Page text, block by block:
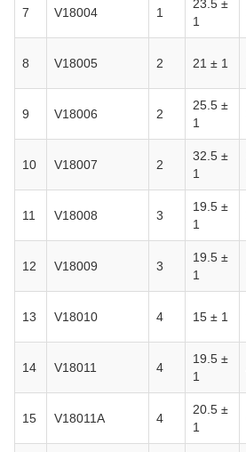
7 V18004 1
23.5 ±
1
8 V18005 2 21 ± 1
9 V18006 2
25.5 ±
1
10 V18007 2
32.5 ±
1
11 V18008 3
19.5 ±
1
12 V18009 3
19.5 ±
1
13 V18010 4 15 ± 1
14 V18011 4
19.5 ±
1
15 V18011A 4
20.5 ±
1